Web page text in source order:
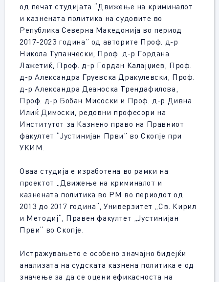
од печат студијата “Движење на криминалот
и казнената политика на судовите во
Република Северна Македонија во период
2017-2023 година” од авторите Проф. д-р
Никола Тупанчески, Проф. д-р Гордана
Лажетиќ, Проф. д-р Гордан Калајџиев, Проф.
д-р Александра Груевска Дракулевски, Проф.
д-р Александра Деаноска Трендафилова,
Проф. д-р Бобан Мисоски и Проф. д-р Дивна
Илиќ Димоски, редовни професори на
Институтот за Казнено право на Правниот
факултет “Јустинијан Први” во Скопје при
УКИМ.
Оваа студија е изработена во рамки на
проектот „Движење на криминалот и
казнената политика во РМ во периодот од
2013 до 2017 година“, Универзитет „Св. Кирил
и Методиј“, Правен факултет „Јустинијан
Први“ во Скопје.
Истражувањето е особено значајно бидејќи
анализата на судската казнена политика е од
значење за да се оцени ефикасноста на